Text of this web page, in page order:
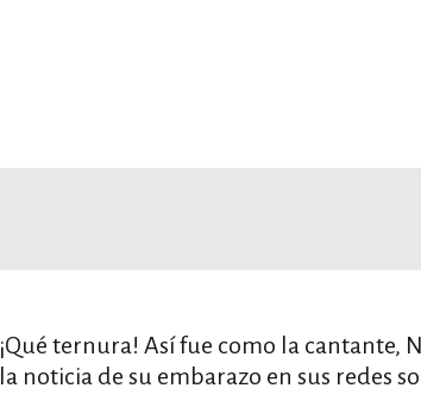
¡Qué ternura! Así fue como la cantante,
la noticia de su embarazo en sus redes